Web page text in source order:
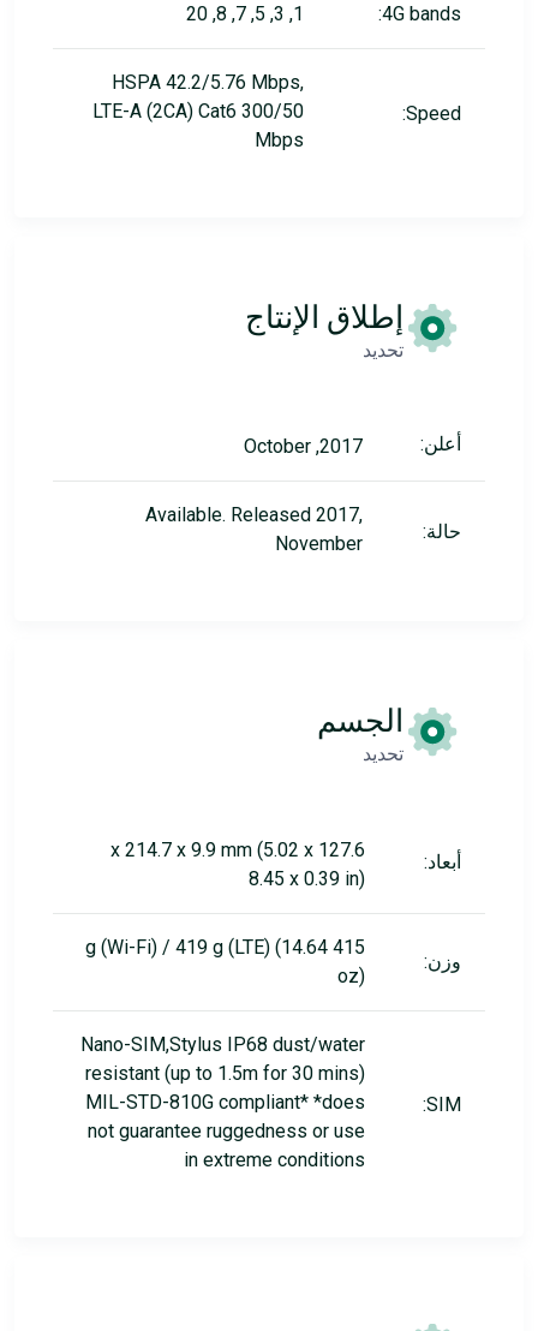
4G bands:
1, 3, 5, 7, 8, 20
Speed:
HSPA 42.2/5.76 Mbps,
LTE-A (2CA) Cat6 300/50
Mbps
إطلاق الإنتاج
تحديد
أعلن: 2017, October
حالة:
Available. Released 2017,
November
الجسم
تحديد
أبعاد:
127.6 x 214.7 x 9.9 mm (5.02 x
8.45 x 0.39 in)
وزن:
415 g (Wi-Fi) / 419 g (LTE) (14.64
oz)
SIM:
Nano-SIM,Stylus IP68 dust/water
resistant (up to 1.5m for 30 mins)
MIL-STD-810G compliant* *does
not guarantee ruggedness or use
in extreme conditions